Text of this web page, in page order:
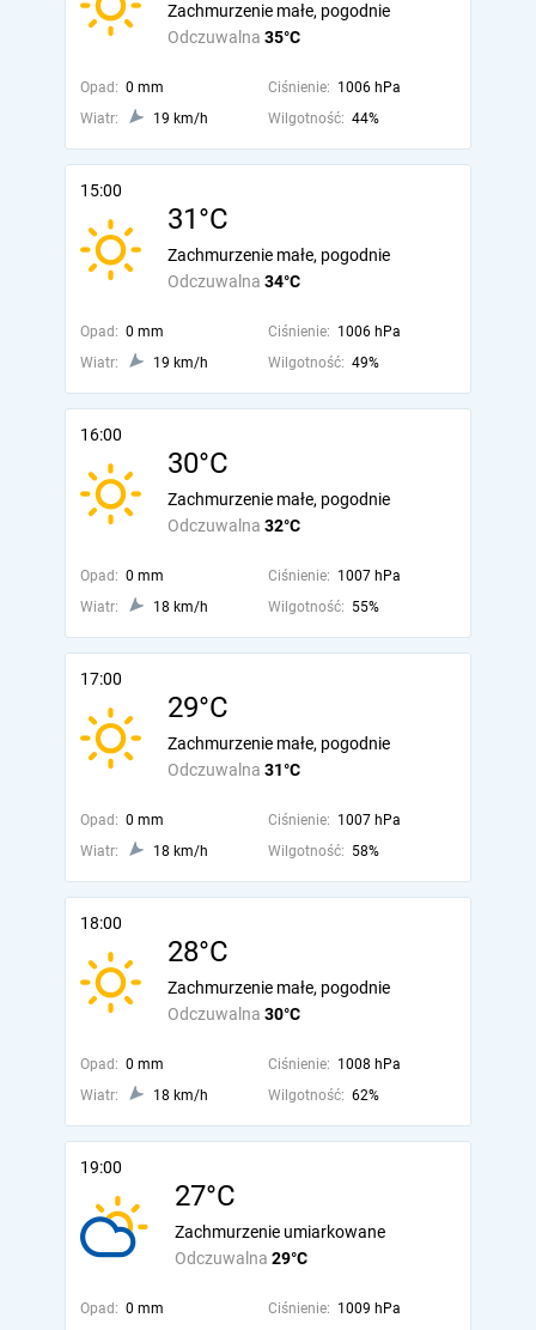
Odczuwalna 35°C
Zachmurzenie małe, pogodnie
Opad: 0 mm Ciśnienie: 1006 hPa
Wiatr:
19 km/h Wilgotność: 44%
15:00
31°C
Odczuwalna 34°C
Zachmurzenie małe, pogodnie
Opad: 0 mm Ciśnienie: 1006 hPa
Wiatr:
19 km/h Wilgotność: 49%
16:00
30°C
Odczuwalna 32°C
Zachmurzenie małe, pogodnie
Opad: 0 mm Ciśnienie: 1007 hPa
Wiatr:
18 km/h Wilgotność: 55%
17:00
29°C
Odczuwalna 31°C
Zachmurzenie małe, pogodnie
Opad: 0 mm Ciśnienie: 1007 hPa
Wiatr:
18 km/h Wilgotność: 58%
18:00
28°C
Odczuwalna 30°C
Zachmurzenie małe, pogodnie
Opad: 0 mm Ciśnienie: 1008 hPa
Wiatr:
18 km/h Wilgotność: 62%
19:00
27°C
Odczuwalna 29°C
Zachmurzenie umiarkowane
Opad: 0 mm Ciśnienie: 1009 hPa